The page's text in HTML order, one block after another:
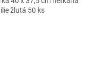
žlutá 50 ks